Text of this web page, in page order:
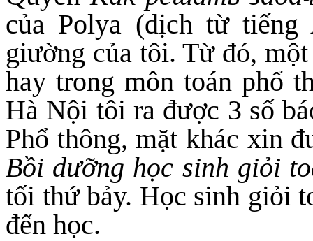
của Polya (dịch từ tiếng
giường của tôi. Từ đó,
hay trong môn toán phổ
Hà Nội tôi ra được 3 số
Phổ thông, mặt khác xin
Bồi dưỡng học sinh giỏi
tối thứ bảy. Học sinh giỏi
đến học.